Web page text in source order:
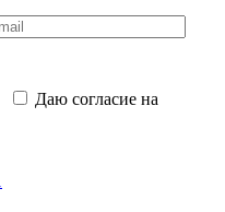
Даю согласие на